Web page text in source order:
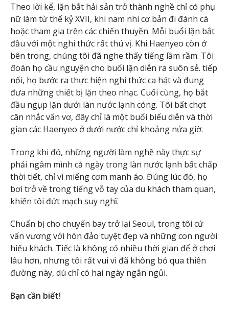
Theo lời kể, lặn bắt hải sản trở thành nghề chỉ có phụ
nữ làm từ thế kỷ XVII, khi nam nhi cơ bản đi đánh cá
hoặc tham gia trên các chiến thuyền. Mỗi buổi lặn bắt
đầu với một nghi thức rất thú vị. Khi Haenyeo còn ở
bên trong, chúng tôi đã nghe thấy tiếng lầm rầm. Tôi
đoán họ cầu nguyện cho buổi lặn diễn ra suôn sẻ. tiếp
nối, họ bước ra thực hiện nghi thức ca hát và đung
đưa những thiết bị lặn theo nhạc. Cuối cùng, họ bắt
đầu ngụp lặn dưới làn nước lạnh cóng. Tôi bất chợt
cân nhắc vẩn vơ, đây chỉ là một buổi biểu diễn và thời
gian các Haenyeo ở dưới nước chỉ khoảng nửa giờ.
Trong khi đó, những người làm nghề này thực sự
phải ngâm mình cả ngày trong làn nước lạnh bất chấp
thời tiết, chỉ vì miếng cơm manh áo. Đúng lúc đó, họ
bơi trở về trong tiếng vỗ tay của du khách tham quan,
khiến tôi đứt mạch suy nghĩ.
Chuẩn bị cho chuyến bay trở lại Seoul, trong tôi cứ
vấn vương với hòn đảo tuyệt đẹp và những con người
hiếu khách. Tiếc là không có nhiều thời gian để ở chơi
lâu hơn, nhưng tôi rất vui vì đã không bỏ qua thiên
đường này, dù chỉ có hai ngày ngắn ngủi.
Bạn cần biết!